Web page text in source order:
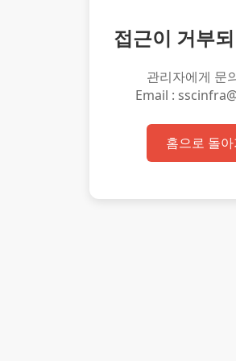
접근이 거부
관리자에게 문
Email :
홈으로 돌